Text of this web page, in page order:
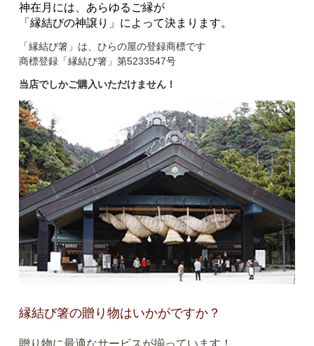
神在月には、あらゆるご縁が
「縁結びの神譲り」によって決まります。
「縁結び箸」は、ひらの屋の登録商標です
商標登録「縁結び箸」第5233547号
当店でしかご購入いただけません！
縁結び箸の贈り物はいかがですか？